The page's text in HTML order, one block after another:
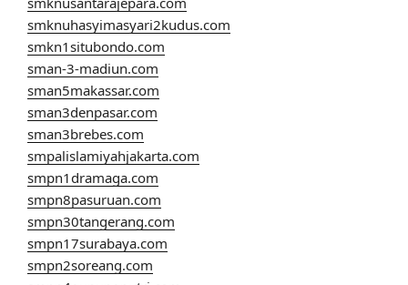
smknuhasyimasyari2kudus.com
smkn1situbondo.com
sman-3-madiun.com
sman5makassar.com
sman3denpasar.com
sman3brebes.com
smpalislamiyahjakarta.com
smpn1dramaga.com
smpn8pasuruan.com
smpn30tangerang.com
smpn17surabaya.com
smpn2soreang.com